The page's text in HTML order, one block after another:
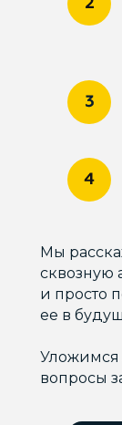
Мы
сквозную
и просто
ее в
Уложимся
вопросы